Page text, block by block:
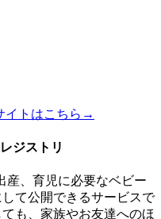
イトはこちら→
ジストリ
産、育児に必要なベビー
て公開できるサービスで
も、家族やお友達へのほ